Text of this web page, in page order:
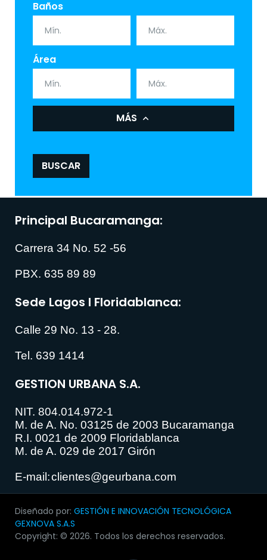
Baños
Área
MÁS
BUSCAR
Principal Bucaramanga:
Carrera 34 No. 52 -56
PBX. 635 89 89
Sede Lagos I Floridablanca:
Calle 29 No. 13 - 28.
Tel. 639 1414
GESTION URBANA S.A.
NIT. 804.014.972-1
M. de A. No. 03125 de 2003 Bucaramanga
R.I. 0021 de 2009 Floridablanca
M. de A. 029 de 2017 Girón
E-mail:clientes@geurbana.com
Diseñado por: GESTIÓN E INNOVACIÓN TECNOLÓGICA
GEXNOVA S.A.S
Copyright: © 2026. Todos los derechos reservados.